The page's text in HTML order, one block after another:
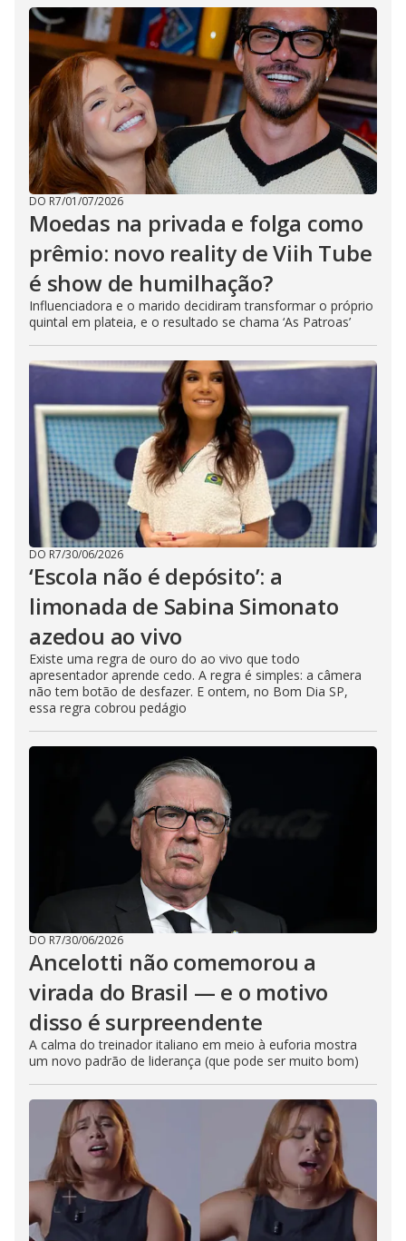
DO R7/01/07/2026
Moedas na privada e folga como
prêmio: novo reality de Viih Tube
é show de humilhação?
Influenciadora e o marido decidiram transformar o próprio
quintal em plateia, e o resultado se chama ‘As Patroas’
DO R7/30/06/2026
‘Escola não é depósito’: a
limonada de Sabina Simonato
azedou ao vivo
Existe uma regra de ouro do ao vivo que todo
apresentador aprende cedo. A regra é simples: a câmera
não tem botão de desfazer. E ontem, no Bom Dia SP,
essa regra cobrou pedágio
DO R7/30/06/2026
Ancelotti não comemorou a
virada do Brasil — e o motivo
disso é surpreendente
A calma do treinador italiano em meio à euforia mostra
um novo padrão de liderança (que pode ser muito bom)